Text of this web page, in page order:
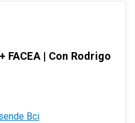
FACEA | Con Rodrigo
Bci